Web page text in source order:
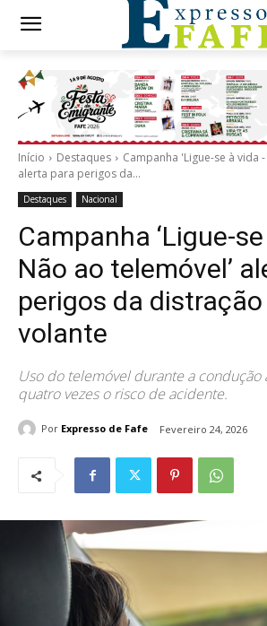
Início Destaques
Campanha 'Ligue-se à vida
alerta para perigos da...
Destaques Nacional
Campanha ‘Ligue-
Não ao telemóvel’
perigos da
volante
Uso do telemóvel durante a condução
quatro vezes o risco de acidente.
Por Expresso de Fafe Fevereiro 24, 2026